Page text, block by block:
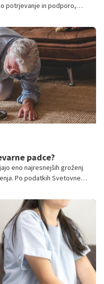
potrjevanje in podporo,
padce?
eno najresnejših groženj
Po podatkih Svetovne
vodijo v dolgotrajne
psihološke težave. Kljub
možno padce preprečiti s
ukrepi.